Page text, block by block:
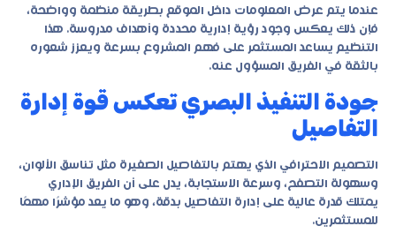
عندما يتم عرض المعلومات داخل الموقع بطريقة منظمة وواضحة،
فإن ذلك يعكس وجود رؤية إدارية محددة وأهداف مدروسة. هذا
التنظيم يساعد المستثمر على فهم المشروع بسرعة ويعزز شعوره
بالثقة في الفريق المسؤول عنه.
جودة التنفيذ البصري تعكس قوة إدارة
التفاصيل
التصميم الاحترافي الذي يهتم بالتفاصيل الصغيرة مثل تناسق الألوان،
وسهولة التصفح، وسرعة الاستجابة، يدل على أن الفريق الإداري
يمتلك قدرة عالية على إدارة التفاصيل بدقة، وهو ما يعد مؤشرًا مهمًا
للمستثمرين.